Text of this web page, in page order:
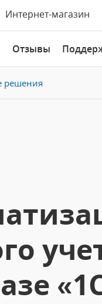
Интернет-магазин
Отзывы
решения